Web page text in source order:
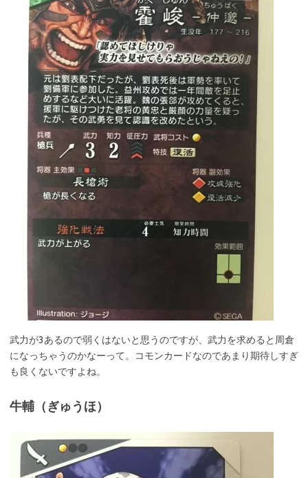
武力が3あるので弱くはないと思うのですが、武力を求めると周倉
になっちゃうのかなーって。コモンカードなのであまり期待しすぎ
も良くないですよね。
牛輔（ぎゅうほ）